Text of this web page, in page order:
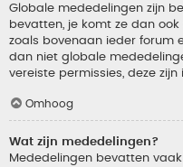
Globale mededelingen zijn
bevatten, je komt ze dan
zoals bovenaan ieder forum
dan niet globale
vereiste permissies, deze
Omhoog
Wat zijn mededelingen?
Mededelingen bevatten